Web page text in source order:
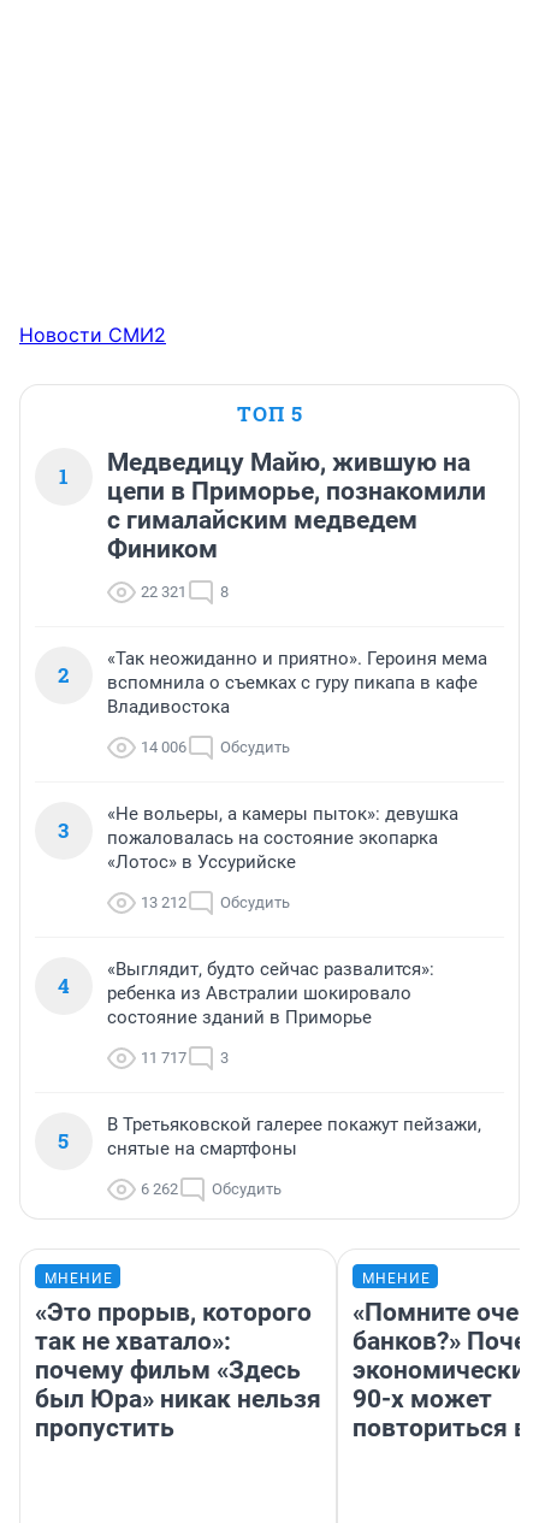
Новости СМИ2
ТОП 5
1
Медведицу Майю, жившую на
цепи в Приморье, познакомили
с гималайским медведем
Фиником
22 321 8
2
«Так неожиданно и приятно». Героиня мема
вспомнила о съемках с гуру пикапа в кафе
Владивостока
14 006 Обсудить
3
«Не вольеры, а камеры пыток»: девушка
пожаловалась на состояние экопарка
«Лотос» в Уссурийске
13 212 Обсудить
4
«Выглядит, будто сейчас развалится»:
ребенка из Австралии шокировало
состояние зданий в Приморье
11 717 3
5
В Третьяковской галерее покажут пейзажи,
снятые на смартфоны
6 262 Обсудить
МНЕНИЕ
«Это прорыв, которого
так не хватало»:
почему фильм «Здесь
был Юра» никак нельзя
пропустить
МНЕНИЕ
«Помните
банков?»
90-х может
повториться